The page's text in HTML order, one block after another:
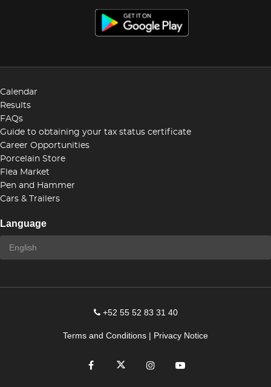
Calendar
Results
FAQs
Guide to obtaining your tax status certificate
Career Opportunities
Porcelain Store
Flea Market
Pen and Hammer
Cars & Trailers
Language
+52 55 52 83 31 40
Terms and Conditions | Privacy Notice